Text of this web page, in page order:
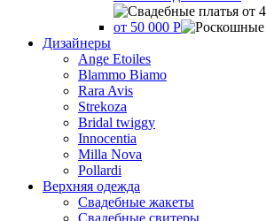
от 50 000 Р
Дизайнеры
Ange Etoiles
Blammo Biamo
Rara Avis
Strekoza
Bridal twiggy
Innocentia
Milla Nova
Pollardi
Верхняя одежда
Свадебные жакеты
Свадебные свитеры